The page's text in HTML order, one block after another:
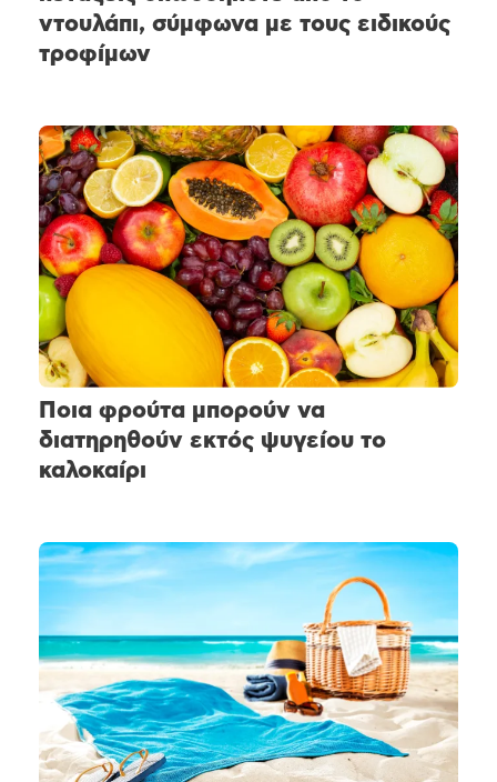
ντουλάπι, σύμφωνα με τους ειδικούς
τροφίμων
Ποια φρούτα μπορούν να
διατηρηθούν εκτός ψυγείου το
καλοκαίρι